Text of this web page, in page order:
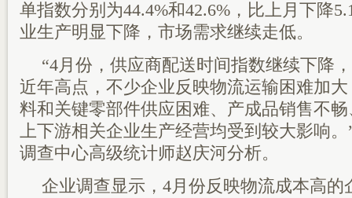
单指数分别为44.4%和42.6%，比上月下降
业生产明显下降，市场需求继续走低。
“4月份，供应商配送时间指数继续下降
近年高点，不少企业反映物流运输困难加
料和关键零部件供应困难、产成品销售不
上下游相关企业生产经营均受到较大影响
调查中心高级统计师赵庆河分析。
企业调查显示，4月份反映物流成本高的